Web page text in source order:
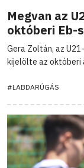
Megvan az
októberi Eb-
Gera Zoltán, az
kijelölte az októberi
#LABDARÚGÁS